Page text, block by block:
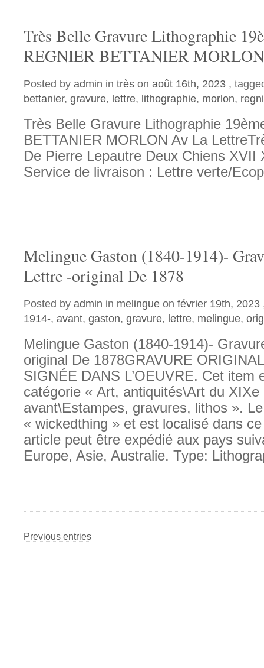
Très Belle Gravure Lithographie
REGNIER BETTANIER
Posted by admin in très on août 16th, 2023 ,
bettanier, gravure, lettre, lithographie, morlon,
Très Belle Gravure Lithographie
BETTANIER MORLON Av La
De Pierre Lepautre Deux Chiens XVII
Service de livraison : Lettre verte/
Melingue Gaston (1840-1914)-
Lettre -original De 1878
Posted by admin in melingue on février 19th, 2023
1914-, avant, gaston, gravure, lettre, melingue,
Melingue Gaston (1840-1914)-
original De 1878GRAVURE
SIGNÉE DANS L’OEUVRE. Cet item
catégorie « Art, antiquités\Art du XIXe
avant\Estampes, gravures, lithos ».
« wickedthing » et est localisé dans
article peut être expédié aux pays
Europe, Asie, Australie. Type:
Previous entries